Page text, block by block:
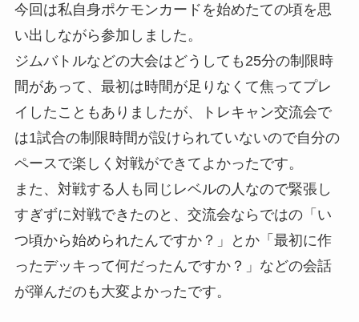
今回は私自身ポケモンカードを始めたての頃を思
い出しながら参加しました。
ジムバトルなどの大会はどうしても25分の制限時
間があって、最初は時間が足りなくて焦ってプレ
イしたこともありましたが、トレキャン交流会で
は1試合の制限時間が設けられていないので自分の
ペースで楽しく対戦ができてよかったです。
また、対戦する人も同じレベルの人なので緊張し
すぎずに対戦できたのと、交流会ならではの「い
つ頃から始められたんですか？」とか「最初に作
ったデッキって何だったんですか？」などの会話
が弾んだのも大変よかったです。